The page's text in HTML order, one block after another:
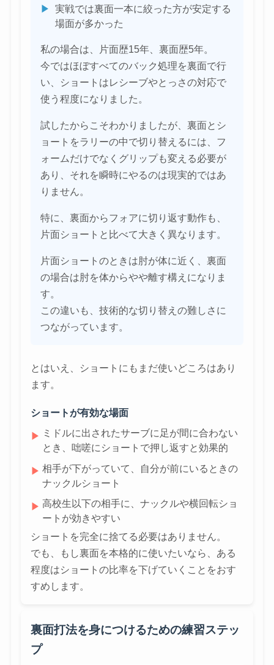
▶
実戦では裏面一本に絞った方が安定する
場面が多かった
私の場合は、片面歴15年、裏面歴5年。
今ではほぼすべてのバック処理を裏面で行
い、ショートはレシーブやとっさの対応で
使う程度になりました。
試したからこそわかりましたが、裏面とシ
ョートをラリーの中で切り替えるには、フ
ォームだけでなくグリップも変える必要が
あり、それを瞬時にやるのは現実的ではあ
りません。
特に、裏面からフォアに切り返す動作も、
片面ショートと比べて大きく異なります。
片面ショートのときは肘が体に近く、裏面
の場合は肘を体からやや離す構えになりま
す。
この違いも、技術的な切り替えの難しさに
つながっています。
とはいえ、ショートにもまだ使いどころはあり
ます。
ショートが有効な場面
▶ ミドルに出されたサーブに足が間に合わない
とき、咄嗟にショートで押し返すと効果的
▶ 相手が下がっていて、自分が前にいるときの
ナックルショート
▶ 高校生以下の相手に、ナックルや横回転ショ
ートが効きやすい
ショートを完全に捨てる必要はありません。
でも、もし裏面を本格的に使いたいなら、ある
程度はショートの比率を下げていくことをおす
すめします。
裏面打法を身につけるための練習ステッ
プ